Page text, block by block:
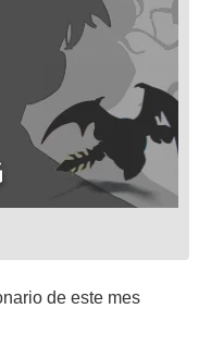
de este mes